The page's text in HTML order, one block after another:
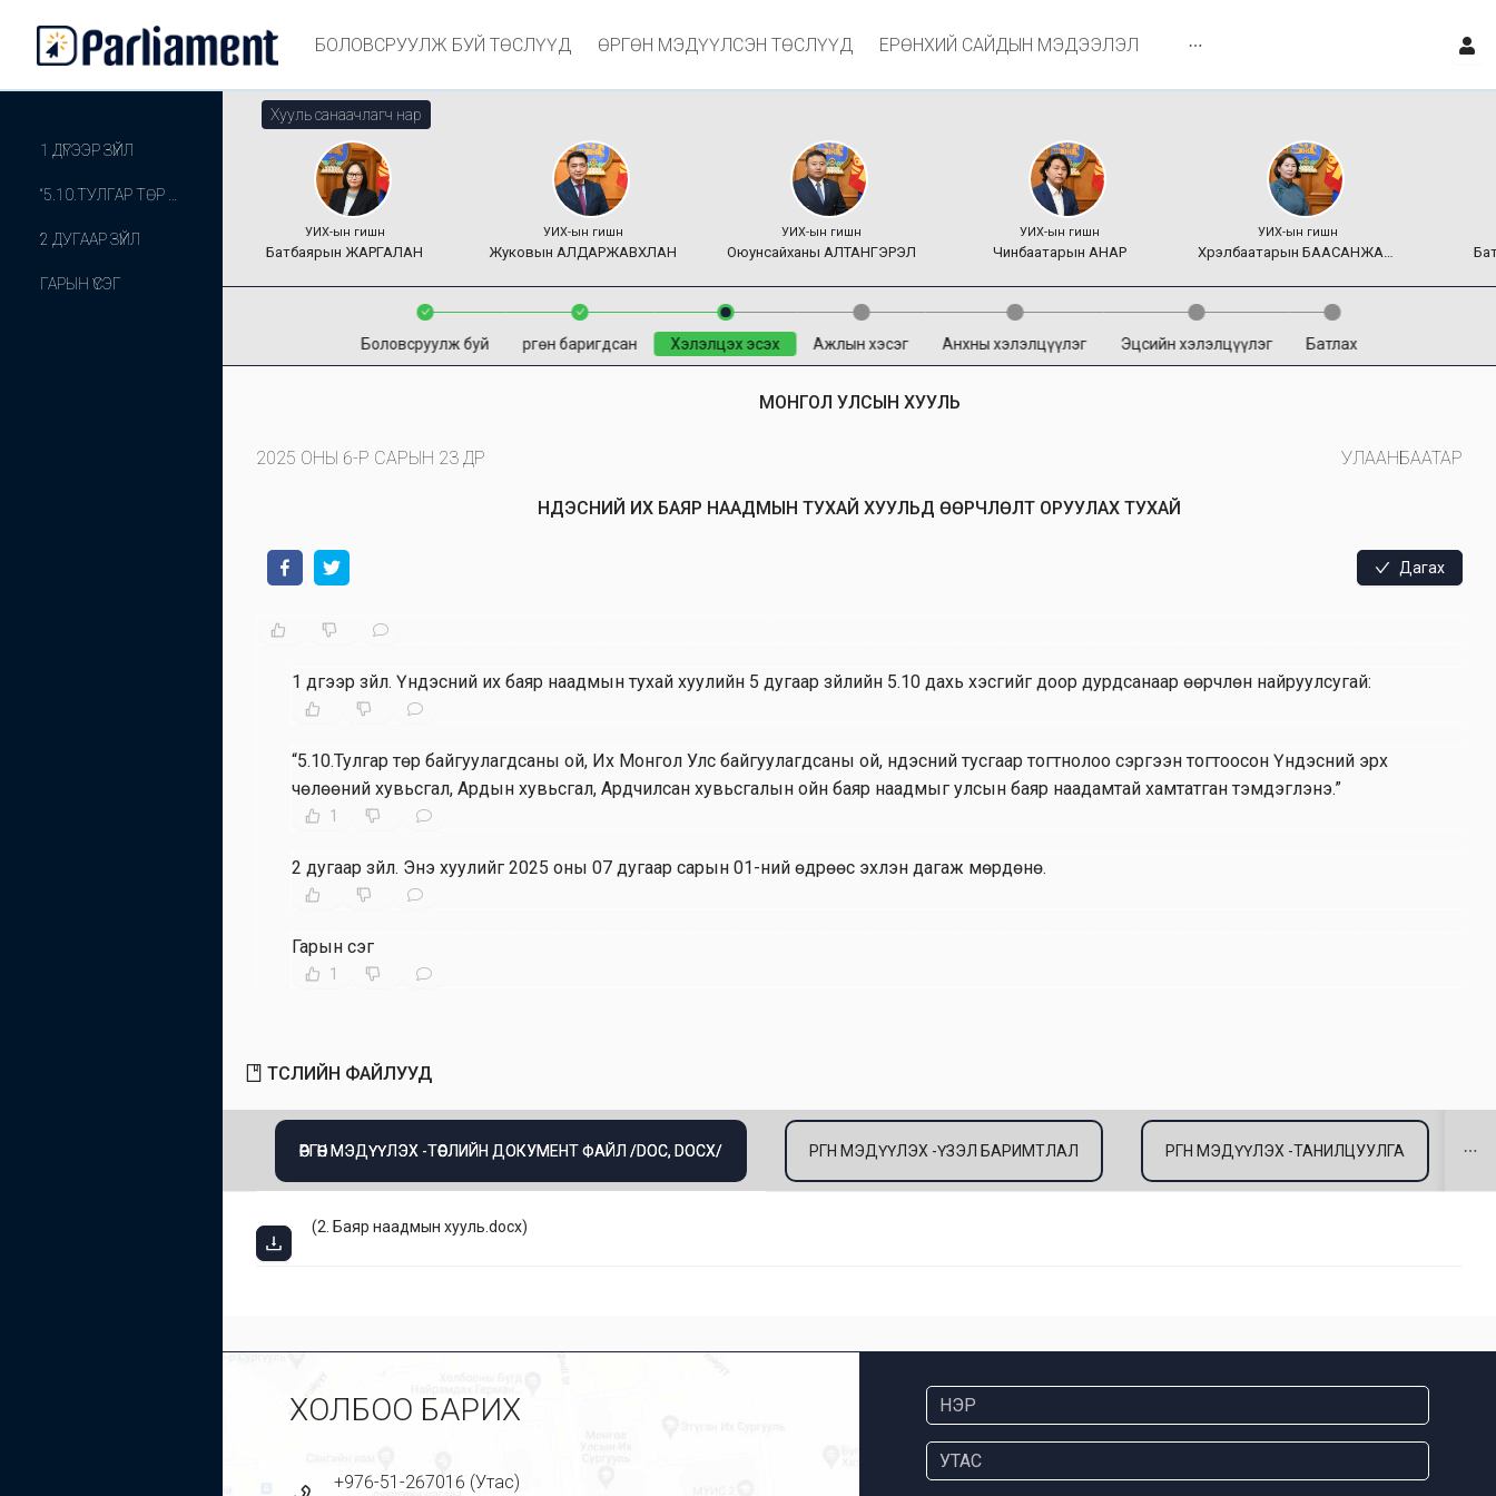
БОЛОВСРУУЛЖ БУЙ ТӨСЛҮҮД ӨРГӨН МЭДҮҮЛСЭН ТӨСЛҮҮД ЕРӨНХИЙ САЙДЫН МЭДЭЭЛЭЛ
1 ДҮГЭЭР ЗҮЙЛ
2 ДУГААР ЗҮЙЛ
ГАРЫН ҮСЭГ
Хууль санаачлагч нар
УИХ-ын гишүүн
Батбаярын ЖАРГАЛАН
УИХ-ын гишүүн
Жуковын АЛДАРЖАВХЛАН
УИХ-ын гишүүн
Оюунсайханы АЛТАНГЭРЭЛ
УИХ-ын гишүүн
Чинбаатарын АНАР
УИХ-ын гишүүн
Хүрэлбаатарын БААСАНЖАРГАЛ
Боловсруулж буй Өргөн баригдсан Хэлэлцэх эсэх Ажлын хэсэг Анхны хэлэлцүүлэг Эцсийн хэлэлцүүлэг Батлах
МОНГОЛ УЛСЫН ХУУЛЬ
2025 ОНЫ 6-Р САРЫН 23 ӨДӨР УЛААНБААТАР
ҮНДЭСНИЙ ИХ БАЯР НААДМЫН ТУХАЙ ХУУЛЬД ӨӨРЧЛӨЛТ ОРУУЛАХ ТУХАЙ
Дагах
1 дүгээр зүйл. Үндэсний их баяр наадмын тухай хуулийн 5 дугаар зүйлийн 5.10 дахь хэсгийг доор дурдсанаар өөрчлөн найруулсугай:
“5.10.Тулгар төр байгуулагдсаны ой, Их Монгол Улс байгуулагдсаны ой, үндэсний тусгаар тогтнолоо сэргээн тогтоосон Үндэсний эрх
чөлөөний хувьсгал, Ардын хувьсгал, Ардчилсан хувьсгалын ойн баяр наадмыг улсын баяр наадамтай хамтатган тэмдэглэнэ.”
1
2 дугаар зүйл. Энэ хуулийг 2025 оны 07 дугаар сарын 01-ний өдрөөс эхлэн дагаж мөрдөнө.
Гарын үсэг
1
ТӨСЛИЙН ФАЙЛУУД
ӨРГӨН МЭДҮҮЛЭХ -ТӨСЛИЙН ДОКУМЕНТ ФАЙЛ /DOC, DOCX/ ӨРГӨН МЭДҮҮЛЭХ -ҮЗЭЛ БАРИМТЛАЛ ӨРГӨН МЭДҮҮЛЭХ -ТАНИЛЦУУЛГА
(2. Баяр наадмын хууль.docx)
ХОЛБОО БАРИХ
+976-51-267016 (Утас)